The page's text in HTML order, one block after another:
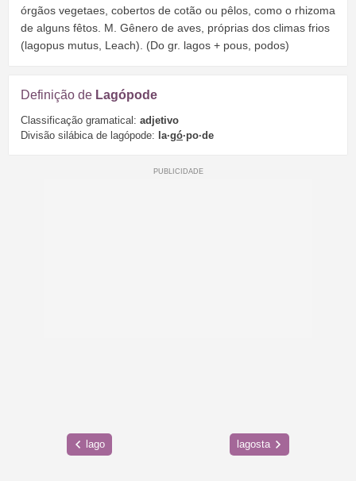
órgãos vegetaes, cobertos de cotão ou pêlos, como o rhizoma
de alguns fêtos. M. Gênero de aves, próprias dos climas frios
(lagopus mutus, Leach). (Do gr. lagos + pous, podos)
Definição de Lagópode
Classificação gramatical: adjetivo
Divisão silábica de lagópode: la·gó·po·de
lago lagosta